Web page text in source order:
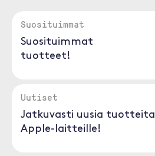
Suosituimmat
Suosituimmat
tuotteet!
Uutiset
Jatkuvasti uusia tuotteita
Apple-laitteille!